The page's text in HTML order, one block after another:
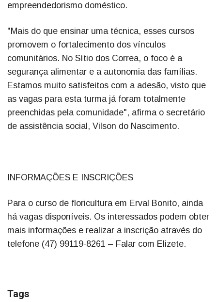
empreendedorismo doméstico.
"Mais do que ensinar uma técnica, esses cursos
promovem o fortalecimento dos vínculos
comunitários. No Sítio dos Correa, o foco é a
segurança alimentar e a autonomia das famílias.
Estamos muito satisfeitos com a adesão, visto que
as vagas para esta turma já foram totalmente
preenchidas pela comunidade", afirma o secretário
de assistência social, Vilson do Nascimento.
INFORMAÇÕES E INSCRIÇÕES
Para o curso de floricultura em Erval Bonito, ainda
há vagas disponíveis. Os interessados podem obter
mais informações e realizar a inscrição através do
telefone (47) 99119-8261 – Falar com Elizete.
Tags